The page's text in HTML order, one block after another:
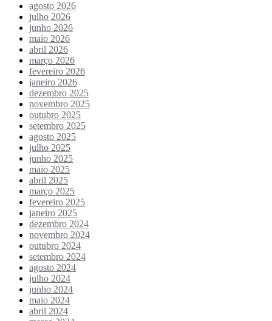
agosto 2026
julho 2026
junho 2026
maio 2026
abril 2026
março 2026
fevereiro 2026
janeiro 2026
dezembro 2025
novembro 2025
outubro 2025
setembro 2025
agosto 2025
julho 2025
junho 2025
maio 2025
abril 2025
março 2025
fevereiro 2025
janeiro 2025
dezembro 2024
novembro 2024
outubro 2024
setembro 2024
agosto 2024
julho 2024
junho 2024
maio 2024
abril 2024